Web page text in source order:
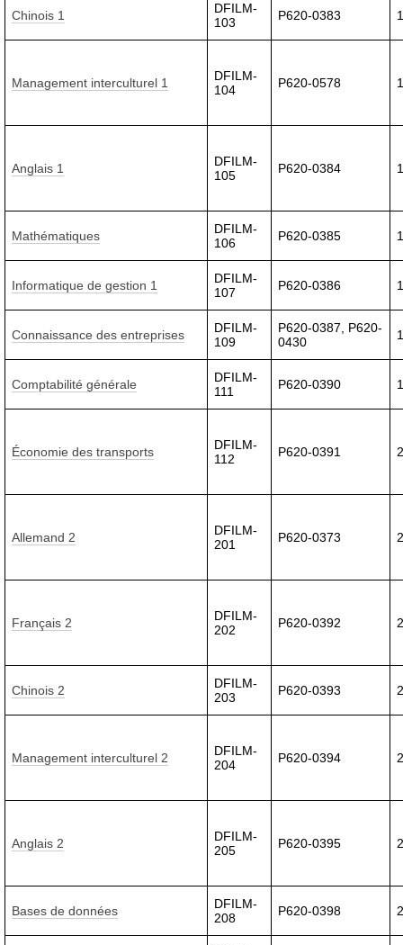
Chinois 1
DFILM-
103
P620-0383
Management interculturel 1
DFILM-
104
P620-0578
Anglais 1
DFILM-
105
P620-0384
Mathématiques
DFILM-
106
P620-0385
Informatique de gestion 1
DFILM-
107
P620-0386
Connaissance des entreprises
DFILM-
109
P620-0387, P620-
0430
Comptabilité générale
DFILM-
111
P620-0390
Économie des transports
DFILM-
112
P620-0391
Allemand 2
DFILM-
201
P620-0373
Français 2
DFILM-
202
P620-0392
Chinois 2
DFILM-
203
P620-0393
Management interculturel 2
DFILM-
204
P620-0394
Anglais 2
DFILM-
205
P620-0395
Bases de données
DFILM-
208
P620-0398